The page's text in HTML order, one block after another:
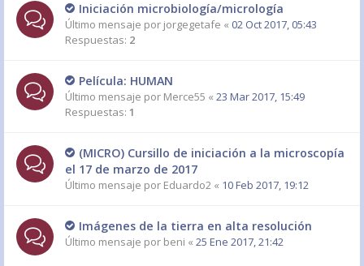
Iniciación microbiología/micrología
Último mensaje por jorgegetafe « 02 Oct 2017, 05:43
Respuestas: 2
Película: HUMAN
Último mensaje por Merce55 « 23 Mar 2017, 15:49
Respuestas: 1
(MICRO) Cursillo de iniciación a la microscopía
el 17 de marzo de 2017
Último mensaje por Eduardo2 « 10 Feb 2017, 19:12
Imágenes de la tierra en alta resolución
Último mensaje por beni « 25 Ene 2017, 21:42